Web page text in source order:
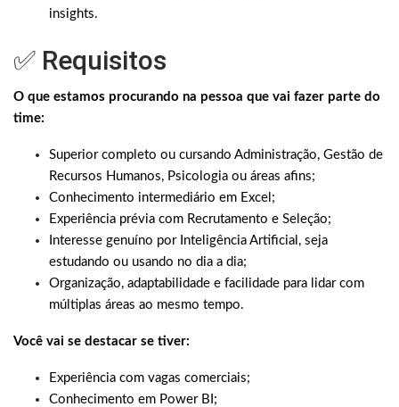
insights.
✅ Requisitos
O que estamos procurando na pessoa que vai fazer parte do
time:
Superior completo ou cursando Administração, Gestão de
Recursos Humanos, Psicologia ou áreas afins;
Conhecimento intermediário em Excel;
Experiência prévia com Recrutamento e Seleção;
Interesse genuíno por Inteligência Artificial, seja
estudando ou usando no dia a dia;
Organização, adaptabilidade e facilidade para lidar com
múltiplas áreas ao mesmo tempo.
Você vai se destacar se tiver:
Experiência com vagas comerciais;
Conhecimento em Power BI;